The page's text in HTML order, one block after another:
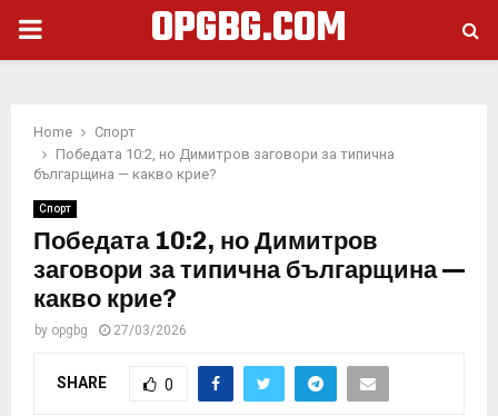
PRIMARY
OPGBG.COM
Home
Спорт
Победата 10:2, но Димитров заговори за типична
българщина — какво крие?
Спорт
Победата 10:2, но Димитров
заговори за типична българщина —
какво крие?
by opgbg 27/03/2026
SHARE 0